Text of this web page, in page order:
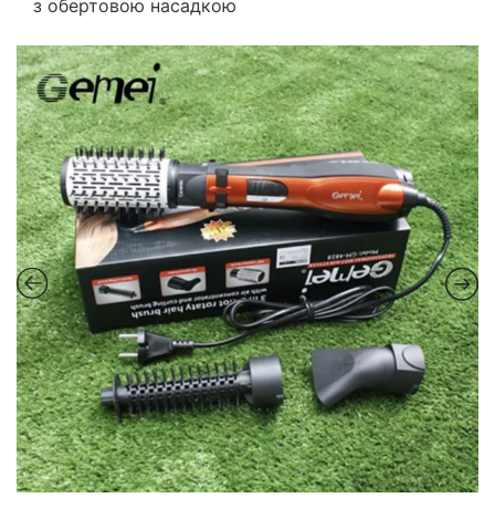
з обертовою насадкою